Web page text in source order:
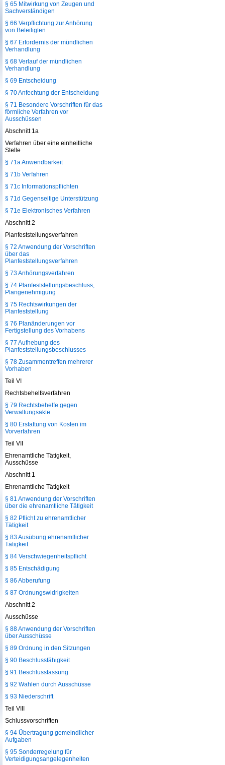
§ 65 Mitwirkung von Zeugen und
Sachverständigen
§ 66 Verpflichtung zur Anhörung
von Beteiligten
§ 67 Erfordernis der mündlichen
Verhandlung
§ 68 Verlauf der mündlichen
Verhandlung
§ 69 Entscheidung
§ 70 Anfechtung der Entscheidung
§ 71 Besondere Vorschriften für das
förmliche Verfahren vor
Ausschüssen
Abschnitt 1a
Verfahren über eine einheitliche
Stelle
§ 71a Anwendbarkeit
§ 71b Verfahren
§ 71c Informationspflichten
§ 71d Gegenseitige Unterstützung
§ 71e Elektronisches Verfahren
Abschnitt 2
Planfeststellungsverfahren
§ 72 Anwendung der Vorschriften
über das
Planfeststellungsverfahren
§ 73 Anhörungsverfahren
§ 74 Planfeststellungsbeschluss,
Plangenehmigung
§ 75 Rechtswirkungen der
Planfeststellung
§ 76 Planänderungen vor
Fertigstellung des Vorhabens
§ 77 Aufhebung des
Planfeststellungsbeschlusses
§ 78 Zusammentreffen mehrerer
Vorhaben
Teil VI
Rechtsbehelfsverfahren
§ 79 Rechtsbehelfe gegen
Verwaltungsakte
§ 80 Erstattung von Kosten im
Vorverfahren
Teil VII
Ehrenamtliche Tätigkeit,
Ausschüsse
Abschnitt 1
Ehrenamtliche Tätigkeit
§ 81 Anwendung der Vorschriften
über die ehrenamtliche Tätigkeit
§ 82 Pflicht zu ehrenamtlicher
Tätigkeit
§ 83 Ausübung ehrenamtlicher
Tätigkeit
§ 84 Verschwiegenheitspflicht
§ 85 Entschädigung
§ 86 Abberufung
§ 87 Ordnungswidrigkeiten
Abschnitt 2
Ausschüsse
§ 88 Anwendung der Vorschriften
über Ausschüsse
§ 89 Ordnung in den Sitzungen
§ 90 Beschlussfähigkeit
§ 91 Beschlussfassung
§ 92 Wahlen durch Ausschüsse
§ 93 Niederschrift
Teil VIII
Schlussvorschriften
§ 94 Übertragung gemeindlicher
Aufgaben
§ 95 Sonderregelung für
Verteidigungsangelegenheiten